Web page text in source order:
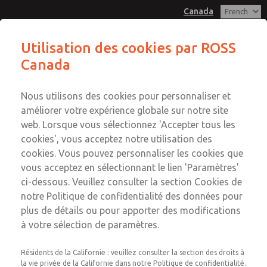
Canada
Connexion
Inscription
Modules interposés
1372N77
Envoyer cette page par e-mail
+1 (416) 251-7677
Service technique
+1 (416) 251-7677
Utilisation des cookies par ROSS
Canada
Nous utilisons des cookies pour personnaliser et
améliorer votre expérience globale sur notre site
web. Lorsque vous sélectionnez 'Accepter tous les
cookies', vous acceptez notre utilisation des
cookies. Vous pouvez personnaliser les cookies que
vous acceptez en sélectionnant le lien 'Paramètres'
ci-dessous. Veuillez consulter la section Cookies de
notre Politique de confidentialité des données pour
plus de détails ou pour apporter des modifications
à votre sélection de paramètres.
Résidents de la Californie : veuillez consulter la section des droits à
la vie privée de la Californie dans notre Politique de confidentialité.